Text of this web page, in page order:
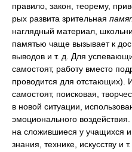
правило, закон, теорему,
рых развита зрительная
наглядный материал,
памятью чаще вызывает к
выводов и т. д. Для
самостоят, работу вместо
проводится для отстающих).
самостоят, поисковая,
в новой ситуации,
эмоционального
на сложившиеся у учащихся
знания, технике, искусству и т.